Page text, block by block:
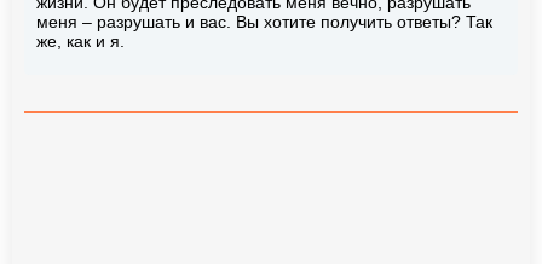
меня – разрушать и вас. Вы хотите получить ответы? Так
же, как и я.